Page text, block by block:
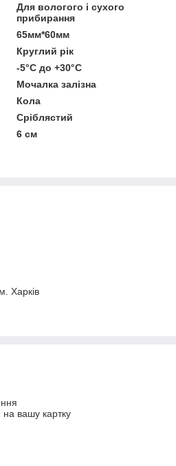
Для вологого і сухого
прибирання
65мм*60мм
Круглий рік
-5°С до +30°С
Мочалка залізна
Кола
Сріблястий
6 см
Харків
на вашу картку